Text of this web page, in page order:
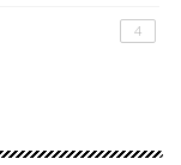
4